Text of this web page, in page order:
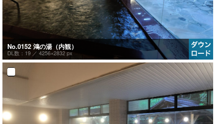
No.0152 鴻の湯（内観）
DL数：19 ／ 4256×2832 px